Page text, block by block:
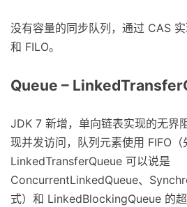
没有容量的同步队列，通过 CAS
和 FILO。
Queue –
JDK 7 新增，单向链表实现的无界
现并发访问，队列元素使用 FIFO（
LinkedTransferQueue 可以说是
ConcurrentLinkedQueue、
式）和 LinkedBlockingQueue 的